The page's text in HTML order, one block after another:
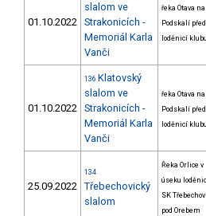
01.10.2022
slalom ve
Strakonicích -
Memoriál Karla
Vanči
řeka Otava na
Podskalí před
loděnicí klubu
01.10.2022
136 Klatovský
slalom ve
Strakonicích -
Memoriál Karla
Vanči
řeka Otava na
Podskalí před
loděnicí klubu
25.09.2022
134
Třebechovický
slalom
Řeka Orlice v
úseku
SK
pod Orebem